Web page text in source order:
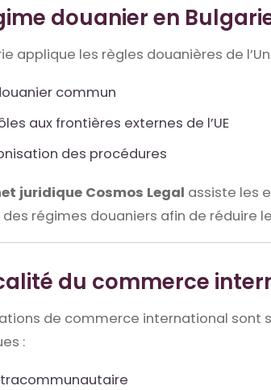
douanier en
applique les règles douanières de
commun
aux frontières externes de l’UE
des procédures
juridique Cosmos Legal assiste les
régimes douaniers afin de réduire
du commerce
de commerce international sont
: